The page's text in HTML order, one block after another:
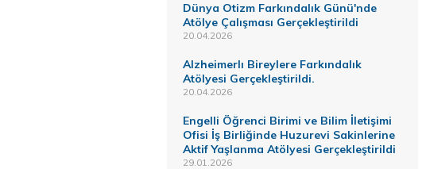
Dünya Otizm Farkındalık Günü'nde
Atölye Çalışması Gerçekleştirildi
20.04.2026
Alzheimerlı Bireylere Farkındalık
Atölyesi Gerçekleştirildi.
20.04.2026
Engelli Öğrenci Birimi ve Bilim İletişimi
Ofisi İş Birliğinde Huzurevi Sakinlerine
Aktif Yaşlanma Atölyesi Gerçekleştirildi
29.01.2026